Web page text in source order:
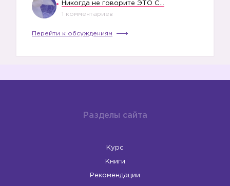
Никогда не говорите ЭТО СВОЕМУ РЕБЕНКУ
1 комментариев
Перейти к обсуждениям
Разделы сайта
Курс
Книги
Рекомендации